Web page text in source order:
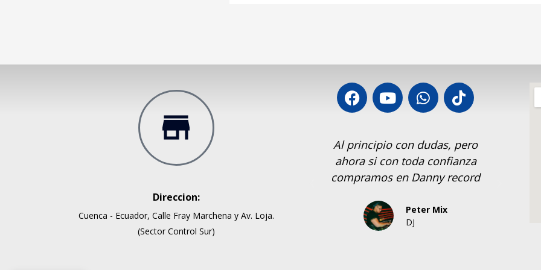
Direccion:
Cuenca - Ecuador, Calle Fray Marchena y Av. Loja.
(Sector Control Sur)
Al principio con dudas, pero
ahora si con toda confianza
compramos en Danny record
Peter Mix
DJ